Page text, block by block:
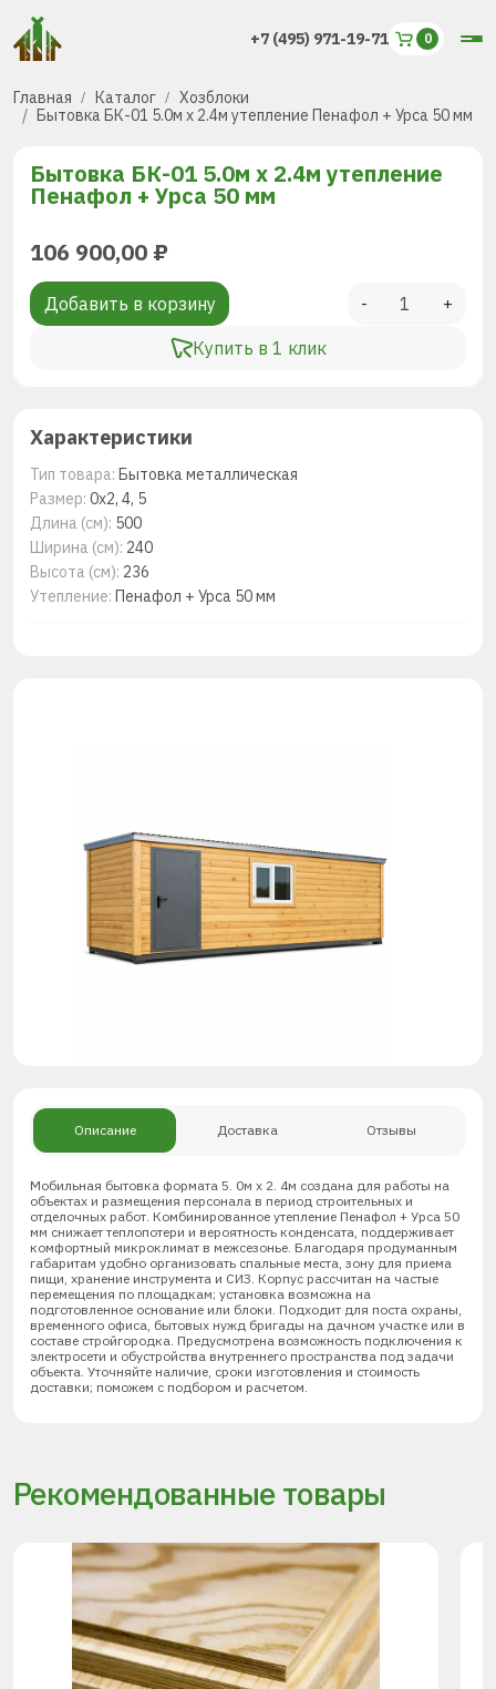
+7 (495) 971-19-71
Главная Каталог
Хозблоки
Бытовка БК-01 5.0м х 2.4м утепление Пенафол + Урса 50 мм
Бытовка БК-01 5.0м х 2.4м утепление
Пенафол + Урса 50 мм
106 900,00 ₽
Добавить в корзину
Купить в 1 клик
- +
Характеристики
Тип товара: Бытовка металлическая
Размер: 0x2, 4, 5
Длина (см): 500
Ширина (см): 240
Высота (см): 236
Утепление: Пенафол + Урса 50 мм
Описание Доставка Отзывы
Мобильная бытовка формата 5. 0м х 2. 4м создана для работы на
объектах и размещения персонала в период строительных и
отделочных работ. Комбинированное утепление Пенафол + Урса 50
мм снижает теплопотери и вероятность конденсата, поддерживает
комфортный микроклимат в межсезонье. Благодаря продуманным
габаритам удобно организовать спальные места, зону для приема
пищи, хранение инструмента и СИЗ. Корпус рассчитан на частые
перемещения по площадкам; установка возможна на
подготовленное основание или блоки. Подходит для поста охраны,
временного офиса, бытовых нужд бригады на дачном участке или в
составе стройгородка. Предусмотрена возможность подключения к
электросети и обустройства внутреннего пространства под задачи
объекта. Уточняйте наличие, сроки изготовления и стоимость
доставки; поможем с подбором и расчетом.
Рекомендованные товары